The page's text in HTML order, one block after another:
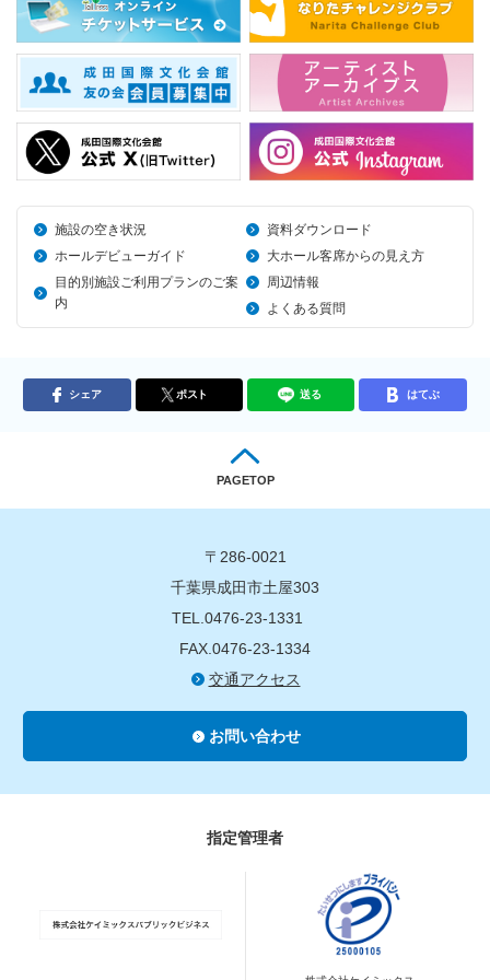
施設の空き状況
資料ダウンロード
ホールデビューガイド
大ホール客席からの見え方
目的別施設ご利用プランのご案
内
周辺情報
よくある質問
シェア ポスト 送る はてぶ
PAGETOP
〒286-0021
千葉県成田市土屋303
TEL.0476-23-1331
FAX.0476-23-1334
交通アクセス
お問い合わせ
指定管理者